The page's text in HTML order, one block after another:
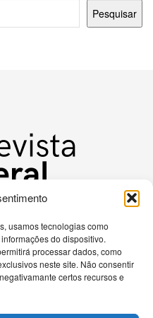
usamos tecnologias como
do dispositivo.
processar dados, como
neste site. Não consentir
certos recursos e
Pesquisar
dedicada a
Aqui, você encontrará
computadores
eletrônicos.